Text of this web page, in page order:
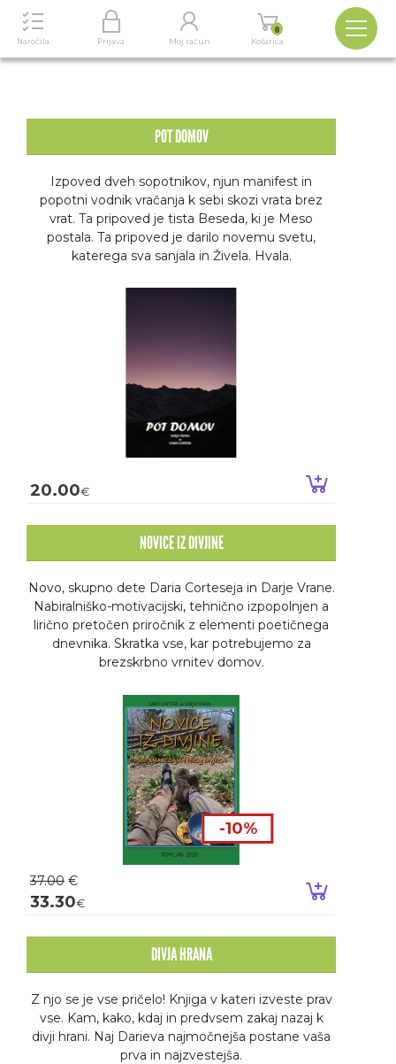
Naročila Prijava Moj račun
0
Košarica
Izbira
POT DOMOV
Izpoved dveh sopotnikov, njun manifest in
popotni vodnik vračanja k sebi skozi vrata brez
vrat. Ta pripoved je tista Beseda, ki je Meso
postala. Ta pripoved je darilo novemu svetu,
katerega sva sanjala in Živela. Hvala.
20.00€
NOVICE IZ DIVJINE
Novo, skupno dete Daria Corteseja in Darje Vrane.
Nabiralniško-motivacijski, tehnično izpopolnjen a
lirično pretočen priročnik z elementi poetičnega
dnevnika. Skratka vse, kar potrebujemo za
brezskrbno vrnitev domov.
-10%
37.00 €
33.30€
DIVJA HRANA
Z njo se je vse pričelo! Knjiga v kateri izveste prav
vse. Kam, kako, kdaj in predvsem zakaj nazaj k
divji hrani. Naj Darieva najmočnejša postane vaša
prva in najzvestejša.